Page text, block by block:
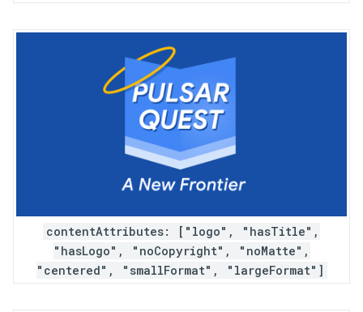
contentAttributes: ["logo", "hasTitle",
"hasLogo", "noCopyright", "noMatte",
"centered", "smallFormat", "largeFormat"]